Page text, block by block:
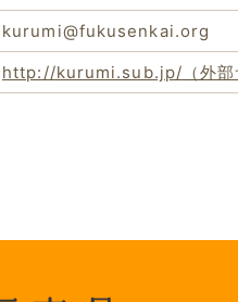
kurumi@fukusenkai.org
http://kurumi.sub.jp/（外部